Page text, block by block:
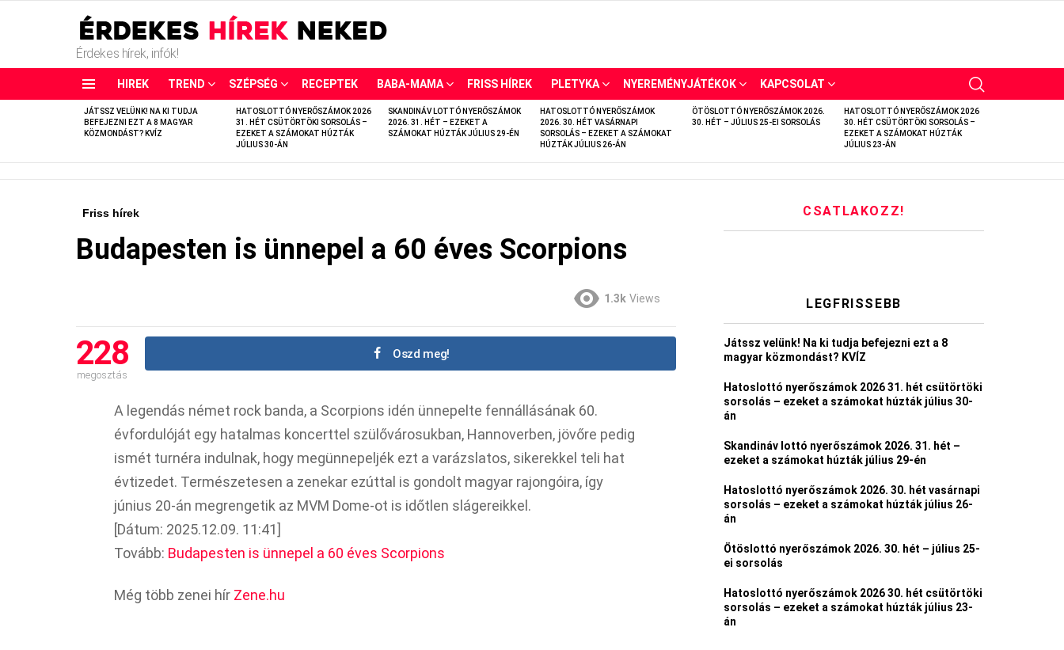
Érdekes hírek, infók!
HIREK TREND SZÉPSÉG RECEPTEK BABA-MAMA FRISS HÍREK PLETYKA NYEREMÉNYJÁTÉKOK KAPCSOLAT
LATEST
STORIES
JÁTSSZ VELÜNK! NA KI TUDJA
BEFEJEZNI EZT A 8 MAGYAR
KÖZMONDÁST? KVÍZ
HATOSLOTTÓ NYERŐSZÁMOK 2026
31. HÉT CSÜTÖRTÖKI SORSOLÁS –
EZEKET A SZÁMOKAT HÚZTÁK
JÚLIUS 30-ÁN
SKANDINÁV LOTTÓ NYERŐSZÁMOK
2026. 31. HÉT – EZEKET A
SZÁMOKAT HÚZTÁK JÚLIUS 29-ÉN
HATOSLOTTÓ NYERŐSZÁMOK
2026. 30. HÉT VASÁRNAPI
SORSOLÁS – EZEKET A SZÁMOKAT
HÚZTÁK JÚLIUS 26-ÁN
ÖTÖSLOTTÓ NYERŐSZÁMOK 2026.
30. HÉT – JÚLIUS 25-EI SORSOLÁS
HATOSLOTTÓ NYERŐSZÁMOK 2026
30. HÉT CSÜTÖRTÖKI SORSOLÁS –
EZEKET A SZÁMOKAT HÚZTÁK
JÚLIUS 23-ÁN
Friss hírek
Budapesten is ünnepel a 60 éves Scorpions
1.3k Views
228
megosztás
Oszd meg!
A legendás német rock banda, a Scorpions idén ünnepelte fennállásának 60.
évfordulóját egy hatalmas koncerttel szülővárosukban, Hannoverben, jövőre pedig
ismét turnéra indulnak, hogy megünnepeljék ezt a varázslatos, sikerekkel teli hat
évtizedet. Természetesen a zenekar ezúttal is gondolt magyar rajongóira, így
június 20-án megrengetik az MVM Dome-ot is időtlen slágereikkel.
[Dátum: 2025.12.09. 11:41]
Tovább: Budapesten is ünnepel a 60 éves Scorpions
Még több zenei hír Zene.hu
CSATLAKOZZ!
LEGFRISSEBB
Játssz velünk! Na ki tudja befejezni ezt a 8
magyar közmondást? KVÍZ
Hatoslottó nyerőszámok 2026 31. hét csütörtöki
sorsolás – ezeket a számokat húzták július 30-
án
Skandináv lottó nyerőszámok 2026. 31. hét –
ezeket a számokat húzták július 29-én
Hatoslottó nyerőszámok 2026. 30. hét vasárnapi
sorsolás – ezeket a számokat húzták július 26-
án
Ötöslottó nyerőszámok 2026. 30. hét – július 25-
ei sorsolás
Hatoslottó nyerőszámok 2026 30. hét csütörtöki
sorsolás – ezeket a számokat húzták július 23-
án